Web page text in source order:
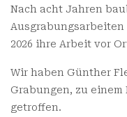
Nach acht Jahren
2026 ihre Arbeit vor
Wir haben Günther
Grabungen, zu
getroffen.